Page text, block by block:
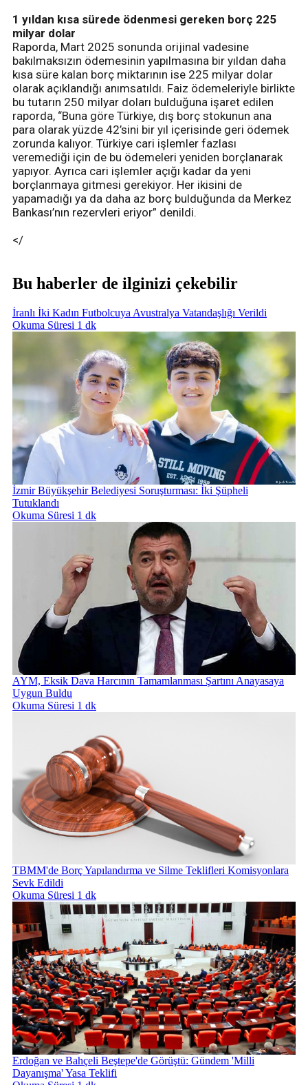
1 yıldan kısa sürede ödenmesi gereken borç 225
milyar dolar
Raporda, Mart 2025 sonunda orijinal vadesine
bakılmaksızın ödemesinin yapılmasına bir yıldan daha
kısa süre kalan borç miktarının ise 225 milyar dolar
olarak açıklandığı anımsatıldı. Faiz ödemeleriyle birlikte
bu tutarın 250 milyar doları bulduğuna işaret edilen
raporda, “Buna göre Türkiye, dış borç stokunun ana
para olarak yüzde 42’sini bir yıl içerisinde geri ödemek
zorunda kalıyor. Türkiye cari işlemler fazlası
veremediği için de bu ödemeleri yeniden borçlanarak
yapıyor. Ayrıca cari işlemler açığı kadar da yeni
borçlanmaya gitmesi gerekiyor. Her ikisini de
yapamadığı ya da daha az borç bulduğunda da Merkez
Bankası’nın rezervleri eriyor” denildi.
</
Bu haberler de ilginizi çekebilir
İranlı İki Kadın Futbolcuya Avustralya Vatandaşlığı Verildi
Okuma Süresi 1 dk
İzmir Büyükşehir Belediyesi Soruşturması: İki Şüpheli
Tutuklandı
Okuma Süresi 1 dk
AYM, Eksik Dava Harcının Tamamlanması Şartını Anayasaya
Uygun Buldu
Okuma Süresi 1 dk
TBMM'de Borç Yapılandırma ve Silme Teklifleri Komisyonlara
Sevk Edildi
Okuma Süresi 1 dk
Erdoğan ve Bahçeli Beştepe'de Görüştü: Gündem 'Milli
Dayanışma' Yasa Teklifi